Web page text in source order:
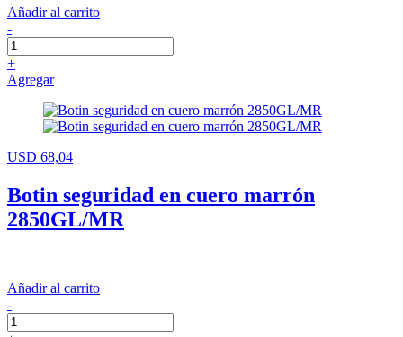
Añadir al carrito
-
+
Agregar
USD 68,04
Botin seguridad en cuero marrón
2850GL/MR
Añadir al carrito
-